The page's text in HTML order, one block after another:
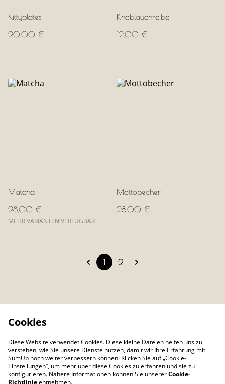
Kittyplates
20,00 €
Knoblauchreibe
12,00 €
Matcha
28,00 €
MEHR VARIANTEN VERFÜGBAR
Mottobecher
28,00 €
1 2
Cookies
Diese Website verwendet Cookies. Diese kleine Dateien helfen uns zu
verstehen, wie Sie unsere Dienste nutzen, damit wir Ihre Erfahrung mit
SumUp noch weiter verbessern können. Klicken Sie auf „Cookie-
Einstellungen“, um mehr über diese Cookies zu erfahren und sie zu
konfigurieren. Nähere Informationen können Sie unsererCookie-
Richtlinieentnehmen.